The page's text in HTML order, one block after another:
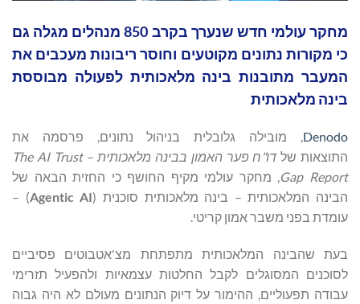
מחקר עולמי חדש שנערך בקרב 850 מנהלים מגלה גם
כי מקורות נתונים מקוטעים וחוסר ריבונות מעכבים את
המעבר מתובנות בינה מלאכותית לפעולה מבוססת
בינה מלאכותית
Denodo, מובילה גלובלית בניהול נתונים, פרסמה את
התוצאות שלדו"ח פער האמון בבינה מלאכותית –The AI Trust
Gap Report, מחקר עולמי מקיף החושף כי החזית הבאה של
הבינה המלאכותית – בינה מלאכותית סוכנית (Agentic AI
) –
עומדת בפני משבר אמון קריטי.
בעת שהבינה המלאכותית מתפתחת מצ'אטבוטים פסיביים
לסוכנים המסוגלים לקבל החלטות עצמאיות ולהפעיל תזרימי
עבודה תפעוליים, ההימור על דיוק הנתונים מעולם לא היה גבוה